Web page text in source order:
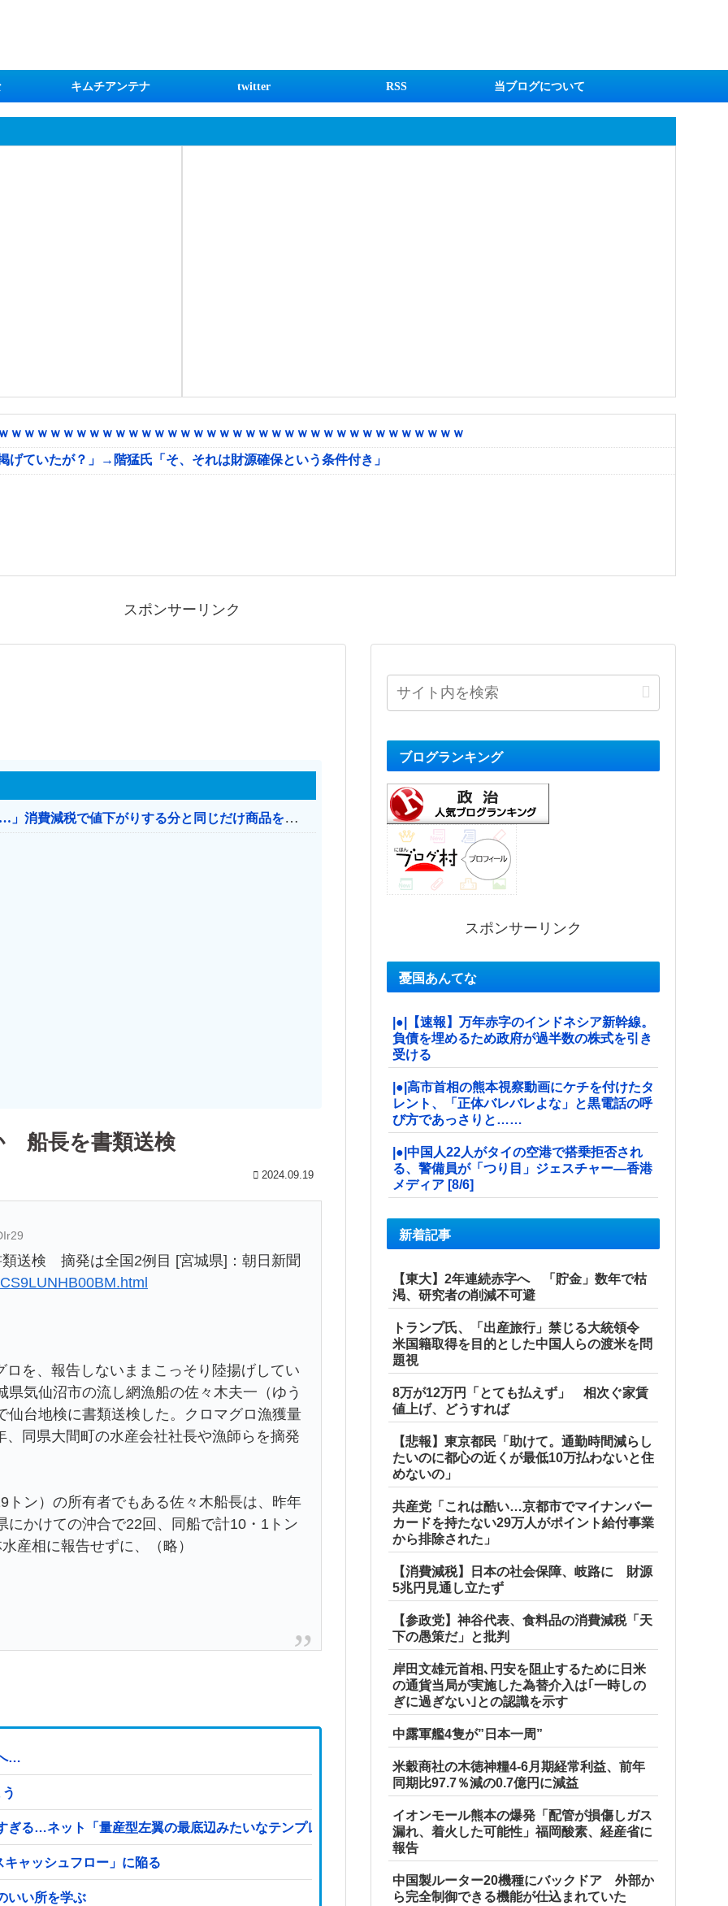
キムチアンテナ twitter RSS 当ブログについて
ｗｗｗｗｗｗｗｗｗｗｗｗｗｗｗｗｗｗｗｗｗｗｗｗｗｗｗｗｗｗｗｗｗｗ
ていたが？」→階猛氏「そ、それは財源確保という条件付き」
スポンサーリンク
【消費税率1％】 「下げるのが筋なんですけど…」消費減税で値下がりする分と同じだけ商品を値上げして店頭価格を変えない店も
船長を書類送検
2024.09.19
送検 摘発は全国2例目 [宮城県]：朝日新聞
を、報告しないままこっそり陸揚げしてい
気仙沼市の流し網漁船の佐々木夫一（ゆう
台地検に書類送検した。クロマグロ漁獲量
同県大間町の水産会社社長や漁師らを摘発
ン）の所有者でもある佐々木船長は、昨年
かけての沖合で22回、同船で計10・1トン
産相に報告せずに、（略）
…
ぎる…ネット「量産型左翼の最底辺みたいなテンプレ左翼カルト陰謀妄想漫画しか描けなくなってる」
ャッシュフロー」に陥る
いい所を学ぶ
ブログランキング
スポンサーリンク
憂国あんてな
|●|【速報】万年赤字のインドネシア新幹線。
負債を埋めるため政府が過半数の株式を引き
受ける
|●|高市首相の熊本視察動画にケチを付けたタ
レント、「正体バレバレよな」と黒電話の呼
び方であっさりと……
|●|中国人22人がタイの空港で搭乗拒否され
る、警備員が「つり目」ジェスチャー―香港
メディア [8/6]
新着記事
【東大】2年連続赤字へ 「貯金」数年で枯
渇、研究者の削減不可避
トランプ氏、「出産旅行」禁じる大統領令
米国籍取得を目的とした中国人らの渡米を問
題視
8万が12万円「とても払えず」 相次ぐ家賃
値上げ、どうすれば
【悲報】東京都民「助けて。通勤時間減らし
たいのに都心の近くが最低10万払わないと住
めないの」
共産党「これは酷い…京都市でマイナンバー
カードを持たない29万人がポイント給付事業
から排除された」
【消費減税】日本の社会保障、岐路に 財源
5兆円見通し立たず
【参政党】神谷代表、食料品の消費減税「天
下の愚策だ」と批判
岸田文雄元首相､円安を阻止するために日米
の通貨当局が実施した為替介入は｢一時しの
ぎに過ぎない｣との認識を示す
中露軍艦4隻が”日本一周”
米穀商社の木徳神糧4-6月期経常利益、前年
同期比97.7％減の0.7億円に減益
イオンモール熊本の爆発「配管が損傷しガス
漏れ、着火した可能性」福岡酸素、経産省に
報告
中国製ルーター20機種にバックドア 外部か
ら完全制御できる機能が仕込まれていた